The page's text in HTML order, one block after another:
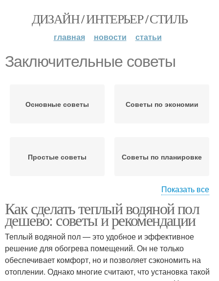
ДИЗАЙН / ИНТЕРЬЕР / СТИЛЬ
главная новости статьи
Заключительные советы
Основные советы Советы по экономии
Простые советы Советы по планировке
Советы по выбору
Показать все
Как сделать теплый водяной пол
дешево: советы и рекомендации
Теплый водяной пол — это удобное и эффективное
решение для обогрева помещений. Он не только
обеспечивает комфорт, но и позволяет сэкономить на
отоплении. Однако многие считают, что установка такой